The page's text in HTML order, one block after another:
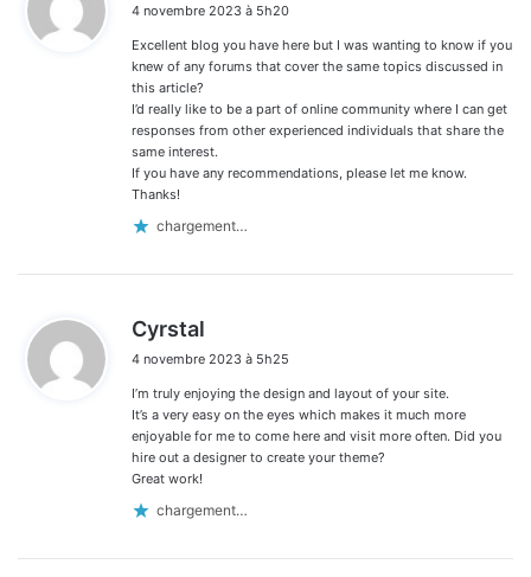
t
:
4 novembre 2023 à 5h20
Excellent blog you have here but I was wanting to know if you
knew of any forums that cover the same topics discussed in
this article?
I’d really like to be a part of online community where I can get
responses from other experienced individuals that share the
same interest.
If you have any recommendations, please let me know.
Thanks!
chargement…
Cyrstal
t
:
4 novembre 2023 à 5h25
I’m truly enjoying the design and layout of your site.
It’s a very easy on the eyes which makes it much more
enjoyable for me to come here and visit more often. Did you
hire out a designer to create your theme?
Great work!
chargement…